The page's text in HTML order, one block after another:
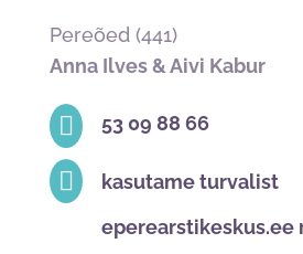
Pereõed (441)
Anna Ilves & Aivi Kabur
 53 09 88 66

kasutame turvalist
eperearstikeskus.ee